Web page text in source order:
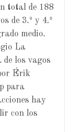
total de 188
de 3.º y 4.º
medio.
La
de los vagos
Érik
para
hay
con los